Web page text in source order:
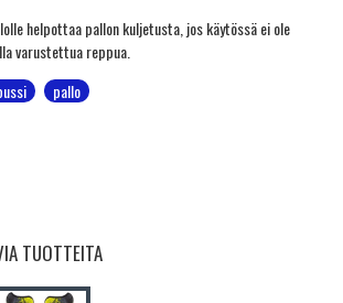
helpottaa pallon kuljetusta, jos käytössä ei ole
varustettua reppua.
pallo
TUOTTEITA